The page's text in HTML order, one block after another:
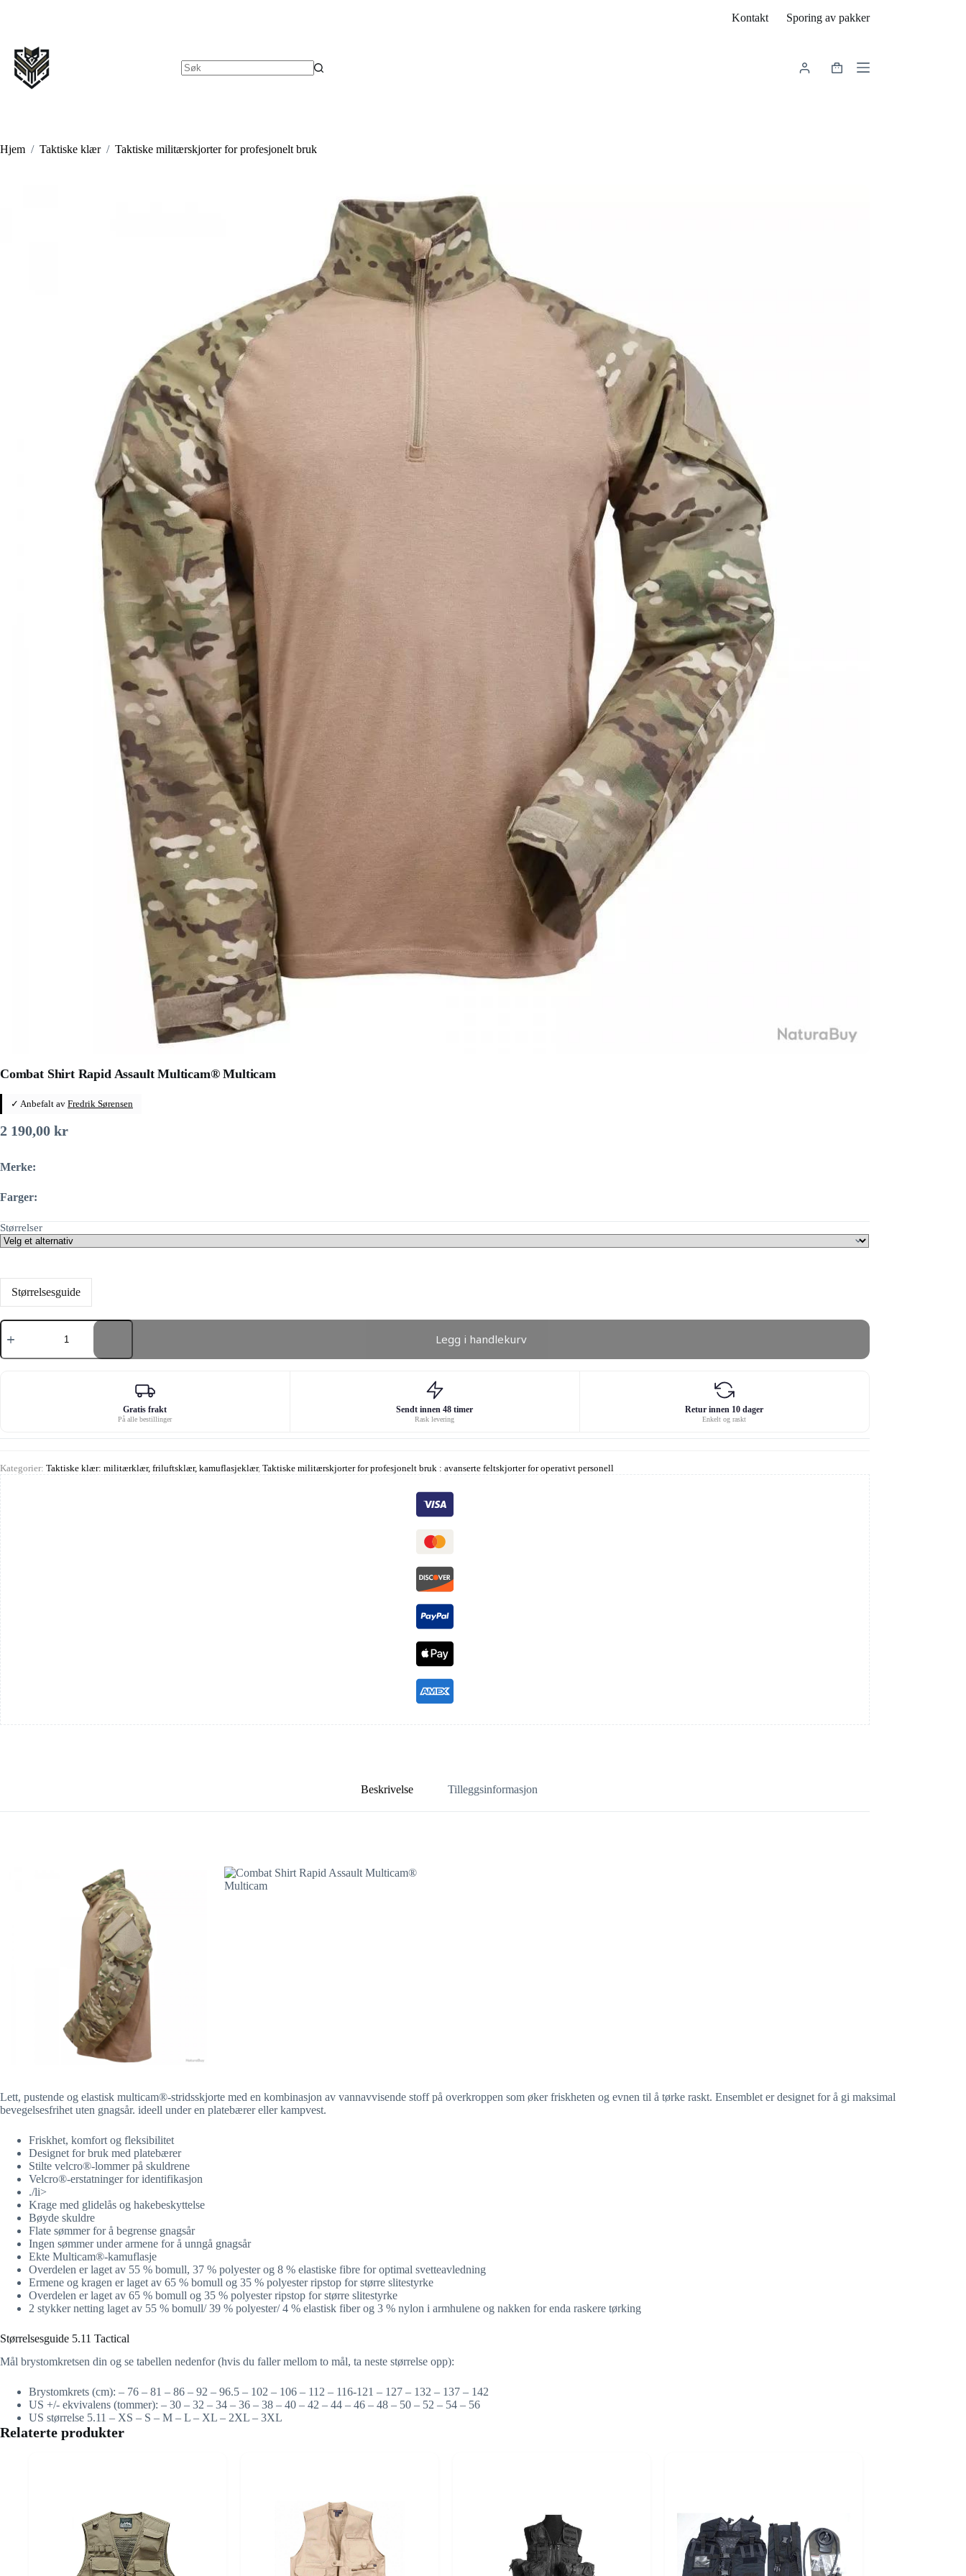
Kontakt Sporing av pakker
Handlekurv
Hjem / Taktiske klær / Taktiske militærskjorter for profesjonelt bruk
Combat Shirt Rapid Assault Multicam® Multicam
✓ Anbefalt av Fredrik Sørensen
2 190,00 kr
Merke:
Farger:
Størrelser
Størrelsesguide
Combat
Shirt
Assault
Legg i handlekurv
Gratis frakt
På alle bestillinger
Sendt innen 48 timer
Rask levering
Retur innen 10 dager
Enkelt og raskt
Kategorier: Taktiske klær: militærklær, friluftsklær, kamuflasjeklær, Taktiske militærskjorter for profesjonelt bruk : avanserte felt­skjorter for operativt personell
Beskrivelse Tilleggsinformasjon
Lett, pustende og elastisk multicam®-stridsskjorte med en kombinasjon av vannavvisende stoff på overkroppen som øker friskheten og evnen til å tørke raskt. Ensemblet er designet for å gi maksimal
bevegelsesfrihet uten gnagsår. ideell under en platebærer eller kampvest.
Friskhet, komfort og fleksibilitet
Designet for bruk med platebærer
Stilte velcro®-lommer på skuldrene
Velcro®-erstatninger for identifikasjon
./li>
Krage med glidelås og hakebeskyttelse
Bøyde skuldre
Flate sømmer for å begrense gnagsår
Ingen sømmer under armene for å unngå gnagsår
Ekte Multicam®-kamuflasje
Overdelen er laget av 55 % bomull, 37 % polyester og 8 % elastiske fibre for optimal svetteavledning
Ermene og kragen er laget av 65 % bomull og 35 % polyester ripstop for større slitestyrke
Overdelen er laget av 65 % bomull og 35 % polyester ripstop for større slitestyrke
2 stykker netting laget av 55 % bomull/ 39 % polyester/ 4 % elastisk fiber og 3 % nylon i armhulene og nakken for enda raskere tørking
Størrelsesguide 5.11 Tactical
Mål brystomkretsen din og se tabellen nedenfor (hvis du faller mellom to mål, ta neste størrelse opp):
Brystomkrets (cm): – 76 – 81 – 86 – 92 – 96.5 – 102 – 106 – 112 – 116-121 – 127 – 132 – 137 – 142
US +/- ekvivalens (tommer): – 30 – 32 – 34 – 36 – 38 – 40 – 42 – 44 – 46 – 48 – 50 – 52 – 54 – 56
US størrelse 5.11 – XS – S – M – L – XL – 2XL – 3XL
Relaterte produkter